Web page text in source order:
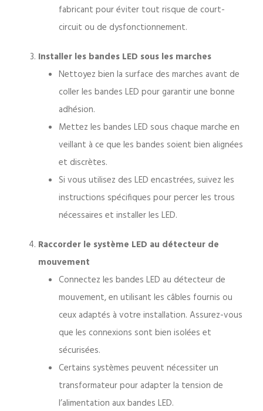
fabricant pour éviter tout risque de court-
circuit ou de dysfonctionnement.
Installer les bandes LED sous les marches
Nettoyez bien la surface des marches avant de
coller les bandes LED pour garantir une bonne
adhésion.
Mettez les bandes LED sous chaque marche en
veillant à ce que les bandes soient bien alignées
et discrètes.
Si vous utilisez des LED encastrées, suivez les
instructions spécifiques pour percer les trous
nécessaires et installer les LED.
Raccorder le système LED au détecteur de
mouvement
Connectez les bandes LED au détecteur de
mouvement, en utilisant les câbles fournis ou
ceux adaptés à votre installation. Assurez-vous
que les connexions sont bien isolées et
sécurisées.
Certains systèmes peuvent nécessiter un
transformateur pour adapter la tension de
l’alimentation aux bandes LED.